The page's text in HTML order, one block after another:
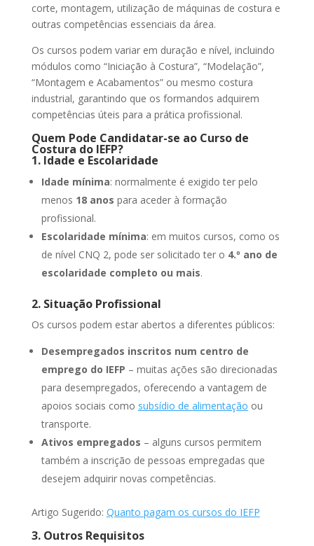
corte, montagem, utilização de máquinas de costura e
outras competências essenciais da área.
Os cursos podem variar em duração e nível, incluindo
módulos como “Iniciação à Costura”, “Modelação”,
“Montagem e Acabamentos” ou mesmo costura
industrial, garantindo que os formandos adquirem
competências úteis para a prática profissional.
Quem Pode Candidatar-se ao Curso de
Costura do IEFP?
1. Idade e Escolaridade
Idade mínima: normalmente é exigido ter pelo
menos 18 anos para aceder à formação
profissional.
Escolaridade mínima: em muitos cursos, como os
de nível CNQ 2, pode ser solicitado ter o 4.º ano de
escolaridade completo ou mais.
2. Situação Profissional
Os cursos podem estar abertos a diferentes públicos:
Desempregados inscritos num centro de
emprego do IEFP – muitas ações são direcionadas
para desempregados, oferecendo a vantagem de
apoios sociais como subsídio de alimentação ou
transporte.
Ativos empregados – alguns cursos permitem
também a inscrição de pessoas empregadas que
desejem adquirir novas competências.
Artigo Sugerido: Quanto pagam os cursos do IEFP
3. Outros Requisitos